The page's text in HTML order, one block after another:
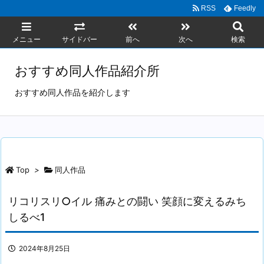
メニュー サイドバー 前へ 次へ 検索
RSS Feedly
おすすめ同人作品紹介所
おすすめ同人作品を紹介します
Top > 同人作品
リコリスリ○イル 痛みとの闘い 笑顔に変えるみち
しるべ1
2024年8月25日